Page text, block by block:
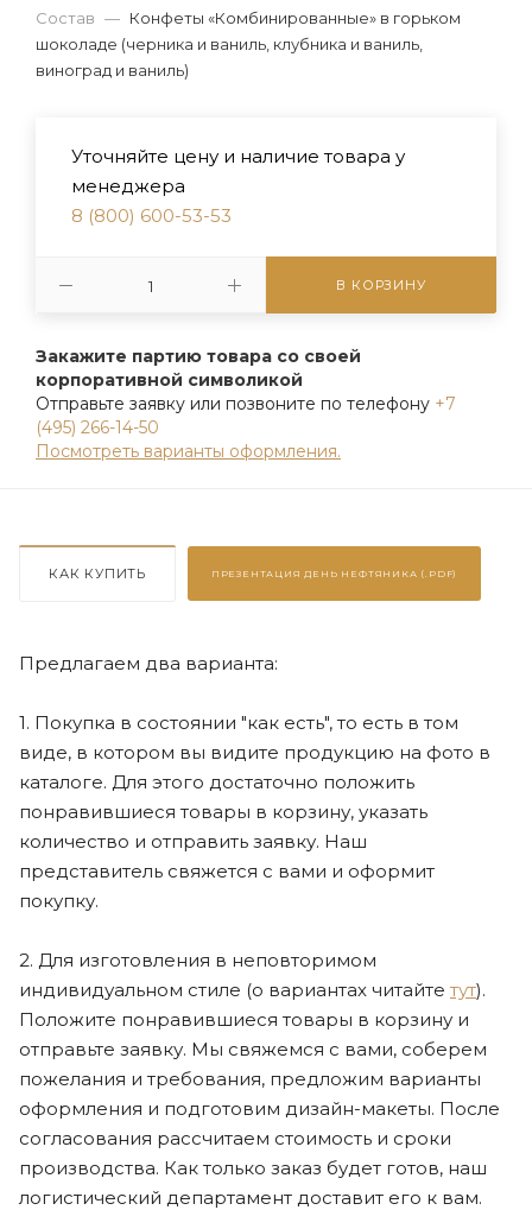
Состав — Конфеты «Комбинированные» в горьком
шоколаде (черника и ваниль, клубника и ваниль,
виноград и ваниль)
Уточняйте цену и наличие товара у
менеджера
8 (800) 600-53-53
В КОРЗИНУ
Закажите партию товара со своей
корпоративной символикой
Отправьте заявку или позвоните по телефону +7
(495) 266-14-50
Посмотреть варианты оформления.
КАК КУПИТЬ ПРЕЗЕНТАЦИЯ ДЕНЬ НЕФТЯНИКА (.PDF)
Предлагаем два варианта:
1. Покупка в состоянии "как есть", то есть в том
виде, в котором вы видите продукцию на фото в
каталоге. Для этого достаточно положить
понравившиеся товары в корзину, указать
количество и отправить заявку. Наш
представитель свяжется с вами и оформит
покупку.
2. Для изготовления в неповторимом
индивидуальном стиле (о вариантах читайте тут).
Положите понравившиеся товары в корзину и
отправьте заявку. Мы свяжемся с вами, соберем
пожелания и требования, предложим варианты
оформления и подготовим дизайн-макеты. После
согласования рассчитаем стоимость и сроки
производства. Как только заказ будет готов, наш
логистический департамент доставит его к вам.